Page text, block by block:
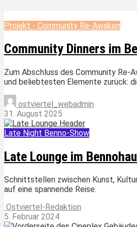
Projekt - Community Re-Awaken
Community Dinners im
Zum Abschluss des Community Re-
und beliebtesten Elemente zurück:
ostviertel_webadmin
31. August 2025
Late Night Benno-Show
Late Lounge im
Schnittstellen zwischen Kunst,
auf eine spannende Reise.
Ostviertel-Redaktion
5. Februar 2024